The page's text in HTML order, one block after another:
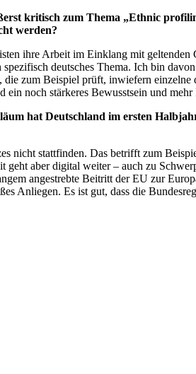
kritisch zum Thema „Ethnic
werden?
ihre Arbeit im Einklang mit
deutsches Thema. Ich bin
zum Beispiel prüft, inwiefern
noch stärkeres Bewusstsein und
hat Deutschland im ersten
nicht stattfinden. Das betrifft zum
aber digital weiter – auch zu
angestrebte Beitritt der EU zur
Anliegen. Es ist gut, dass die